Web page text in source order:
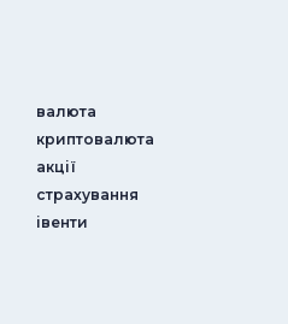
валюта
криптовалюта
акції
страхування
iвенти